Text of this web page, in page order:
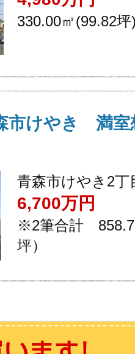
330.00㎡(99.82坪
市けやき 満室
青森市けやき2丁
6,700万円
※2筆合計
坪）